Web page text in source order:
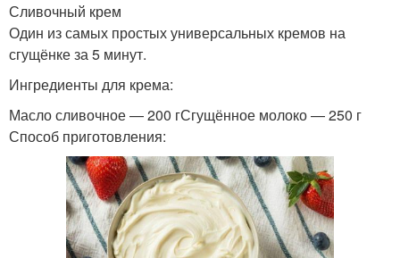
Сливочный крем
Один из самых простых универсальных кремов на
сгущёнке за 5 минут.
Ингредиенты для крема:
Масло сливочное — 200 гСгущённое молоко — 250 г
Способ приготовления: